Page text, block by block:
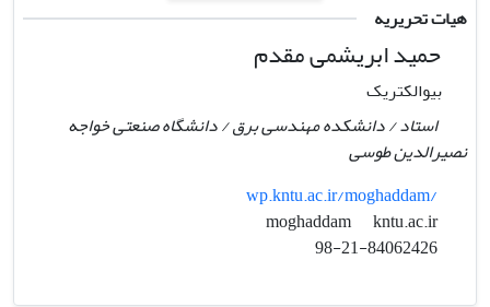
هیات تحریریه
حمید ابریشمی مقدم
بیوالکتریک
استاد / دانشکده مهندسی برق / دانشگاه صنعتی خواجه
نصیرالدین طوسی
wp.kntu.ac.ir/moghaddam/
moghaddam
kntu.ac.ir